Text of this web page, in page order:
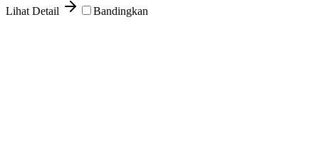
Lihat Detail Bandingkan